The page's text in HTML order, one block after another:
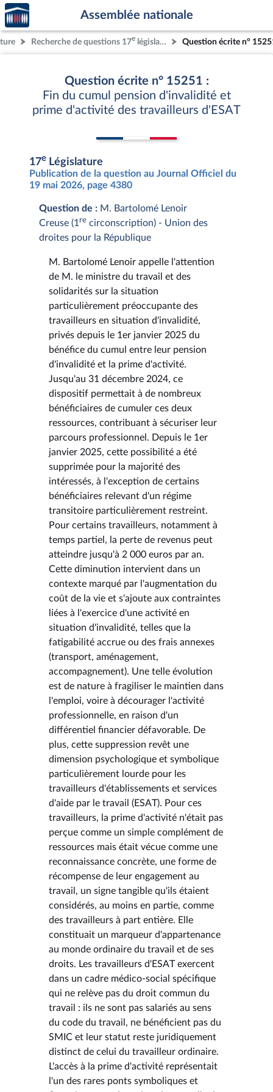
Aller au contenu
Aller en bas de la page
Accèder
à la
page
d'accueil
Assemblée nationale
Recherche de questions 17e législature Question écrite n°
Question écrite n° 15251 :
Fin du cumul pension d'invalidité et
prime d'activité des travailleurs d'ESAT
17e Législature
Publication de la question au Journal Officiel du
19 mai 2026, page 4380
Question de : M. Bartolomé Lenoir
Creuse (1 re circonscription) - Union des
droites pour la République
M. Bartolomé Lenoir appelle l'attention
de M. le ministre du travail et des
solidarités sur la situation
particulièrement préoccupante des
travailleurs en situation d'invalidité,
privés depuis le 1er janvier 2025 du
bénéfice du cumul entre leur pension
d'invalidité et la prime d'activité.
Jusqu'au 31 décembre 2024, ce
dispositif permettait à de nombreux
bénéficiaires de cumuler ces deux
ressources, contribuant à sécuriser leur
parcours professionnel. Depuis le 1er
janvier 2025, cette possibilité a été
supprimée pour la majorité des
intéressés, à l'exception de certains
bénéficiaires relevant d'un régime
transitoire particulièrement restreint.
Pour certains travailleurs, notamment à
temps partiel, la perte de revenus peut
atteindre jusqu'à 2 000 euros par an.
Cette diminution intervient dans un
contexte marqué par l'augmentation du
coût de la vie et s'ajoute aux contraintes
liées à l'exercice d'une activité en
situation d'invalidité, telles que la
fatigabilité accrue ou des frais annexes
(transport, aménagement,
accompagnement). Une telle évolution
est de nature à fragiliser le maintien dans
l'emploi, voire à décourager l'activité
professionnelle, en raison d'un
différentiel financier défavorable. De
plus, cette suppression revêt une
dimension psychologique et symbolique
particulièrement lourde pour les
travailleurs d'établissements et services
d'aide par le travail (ESAT). Pour ces
travailleurs, la prime d'activité n'était pas
perçue comme un simple complément de
ressources mais était vécue comme une
reconnaissance concrète, une forme de
récompense de leur engagement au
travail, un signe tangible qu'ils étaient
considérés, au moins en partie, comme
des travailleurs à part entière. Elle
constituait un marqueur d'appartenance
au monde ordinaire du travail et de ses
droits. Les travailleurs d'ESAT exercent
dans un cadre médico-social spécifique
qui ne relève pas du droit commun du
travail : ils ne sont pas salariés au sens
du code du travail, ne bénéficient pas du
SMIC et leur statut reste juridiquement
distinct de celui du travailleur ordinaire.
L'accès à la prime d'activité représentait
l'un des rares ponts symboliques et